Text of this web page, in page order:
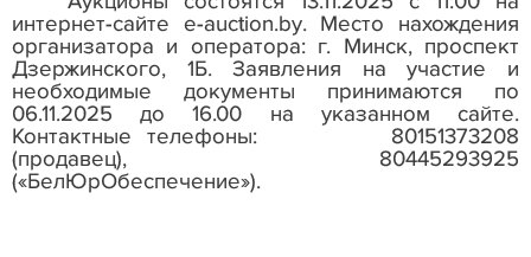
интернет-сайте e-auction.by. Место нахождения
организатора и оператора: г. Минск, проспект
Дзержинского, 1Б. Заявления на участие и
необходимые документы принимаются по
06.11.2025 до 16.00 на указанном сайте.
Контактные телефоны:
80151373208
(продавец), 80445293925
(«БелЮрОбеспечение»).